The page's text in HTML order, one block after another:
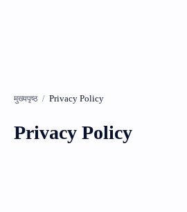
मुख्यपृष्ठ
Privacy Policy